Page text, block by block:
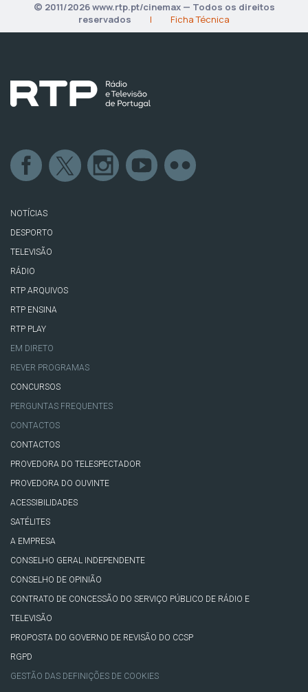
© 2011/2026 www.rtp.pt/cinemax — Todos os direitos
reservados
| Ficha Técnica
NOTÍCIAS
DESPORTO
TELEVISÃO
RÁDIO
RTP ARQUIVOS
RTP ENSINA
RTP PLAY
EM DIRETO
REVER PROGRAMAS
CONCURSOS
PERGUNTAS FREQUENTES
CONTACTOS
CONTACTOS
PROVEDORA DO TELESPECTADOR
PROVEDORA DO OUVINTE
ACESSIBILIDADES
SATÉLITES
A EMPRESA
CONSELHO GERAL INDEPENDENTE
CONSELHO DE OPINIÃO
CONTRATO DE CONCESSÃO DO SERVIÇO PÚBLICO DE RÁDIO E
TELEVISÃO
PROPOSTA DO GOVERNO DE REVISÃO DO CCSP
RGPD
GESTÃO DAS DEFINIÇÕES DE COOKIES